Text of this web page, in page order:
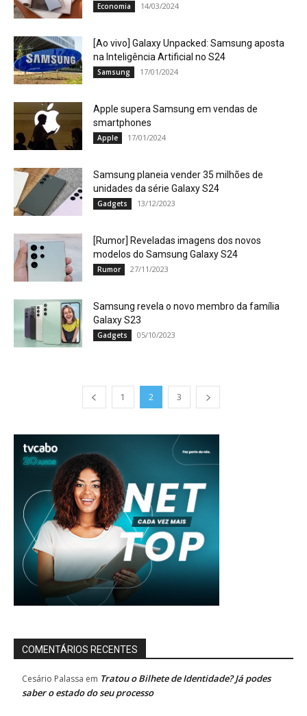
Economia 14/03/2024
[Ao vivo] Galaxy Unpacked: Samsung aposta
na Inteligência Artificial no S24
Samsung 17/01/2024
Apple supera Samsung em vendas de
smartphones
Apple 17/01/2024
Samsung planeia vender 35 milhões de
unidades da série Galaxy S24
Gadgets 13/12/2023
[Rumor] Reveladas imagens dos novos
modelos do Samsung Galaxy S24
Rumor 27/11/2023
Samsung revela o novo membro da família
Galaxy S23
Gadgets 05/10/2023
1 2 3
COMENTÁRIOS RECENTES
Cesário Palassa em Tratou o Bilhete de Identidade? Já podes
saber o estado do seu processo